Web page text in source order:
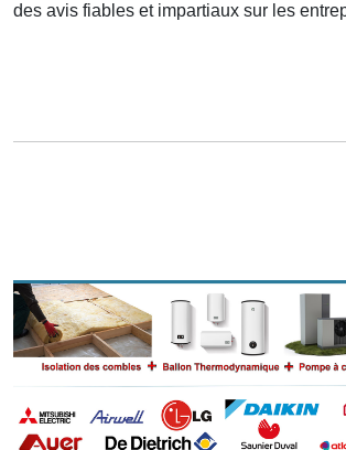
des avis fiables et impartiaux sur les